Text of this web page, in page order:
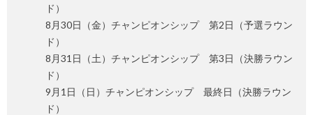
ド）
8月30日（金）チャンピオンシップ 第2日（予選ラウン
ド）
8月31日（土）チャンピオンシップ 第3日（決勝ラウン
ド）
9月1日（日）チャンピオンシップ 最終日（決勝ラウン
ド）